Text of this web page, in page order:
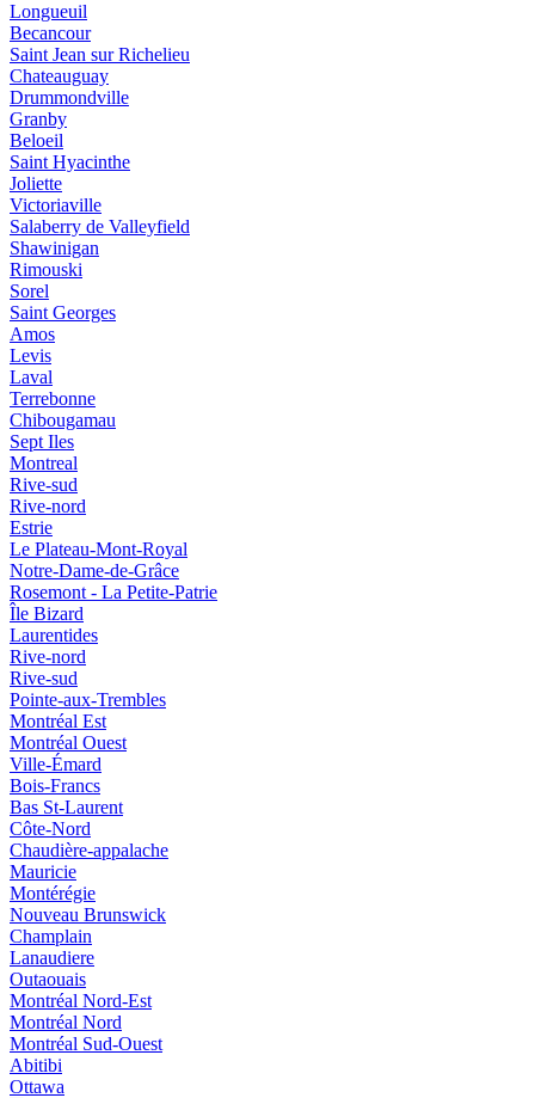
Longueuil
Becancour
Saint Jean sur Richelieu
Chateauguay
Drummondville
Granby
Beloeil
Saint Hyacinthe
Joliette
Victoriaville
Salaberry de Valleyfield
Shawinigan
Rimouski
Sorel
Saint Georges
Amos
Levis
Laval
Terrebonne
Chibougamau
Sept Iles
Montreal
Rive-sud
Rive-nord
Estrie
Le Plateau-Mont-Royal
Notre-Dame-de-Grâce
Rosemont - La Petite-Patrie
Île Bizard
Laurentides
Rive-nord
Rive-sud
Pointe-aux-Trembles
Montréal Est
Montréal Ouest
Ville-Émard
Bois-Francs
Bas St-Laurent
Côte-Nord
Chaudière-appalache
Mauricie
Montérégie
Nouveau Brunswick
Champlain
Lanaudiere
Outaouais
Montréal Nord-Est
Montréal Nord
Montréal Sud-Ouest
Abitibi
Ottawa